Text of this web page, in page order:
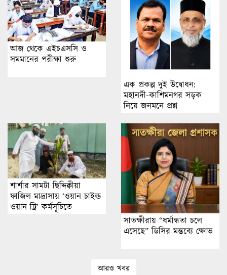
আজ থেকে এইচএসসি ও
সমমানের পরীক্ষা শুরু
এক প্রকল্প দুই উদ্বোধন:
মহানদী-কাশিমনগর সড়ক
নিয়ে জনমনে প্রশ্ন
শার্শার সামটা ছিদ্দিক্বীয়া
ফাজিল মাদ্রাসায় ‘ওয়ান চাইল্ড
ওয়ান ট্রি’ কর্মসূচিতে
সাতক্ষীরায় “ধর্মান্ধতা চলে
এসেছে” ডিসির মন্তব্যে ক্ষোভ
আরও খবর